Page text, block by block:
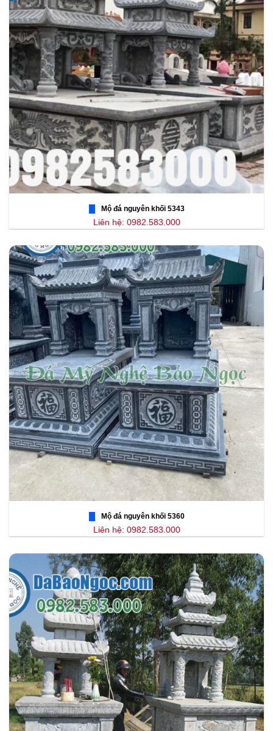
Mộ đá nguyên khối 5343
Liên hệ: 0982.583.000
Mộ đá nguyên khối 5360
Liên hệ: 0982.583.000